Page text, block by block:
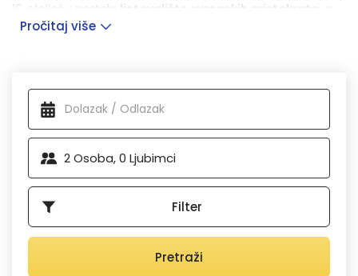
19. stoljeću postala ljetovalište europskih aristokrata
impresivne vile iz tog vremena i dalje možete razgledati.
možete provesti dan izležavajući se pod kvarnerskim
suncem. Usto, opatijske kulinarske delicije oduševit će i
najzahtjevnije – ovdje se nalazeneki od najboljih
restorana u Hrvatskoj
manifestacije kojih u ljetnim mjesecima ima napretek i lako
je zaključiti da se Opatija opravdano ubraja međunajljepše
hrvatske destinacije
Pročitaj više
Dostupni smještaj
2Osoba,0 Ljubimci
Filter
Pretraži